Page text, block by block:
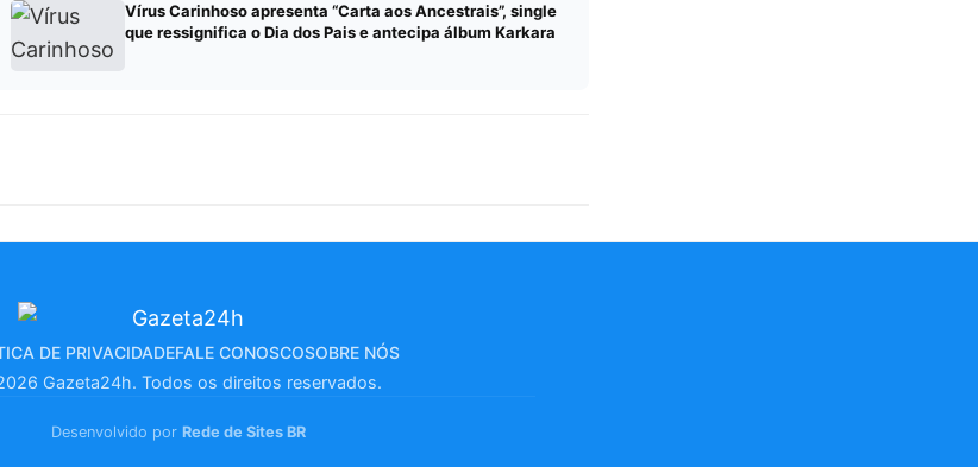
Vírus Carinhoso apresenta “Carta aos Ancestrais”, single
que ressignifica o Dia dos Pais e antecipa álbum Karkara
DE PRIVACIDADEFALE CONOSCOSOBRE NÓS
Gazeta24h. Todos os direitos reservados.
Desenvolvido por Rede de Sites BR